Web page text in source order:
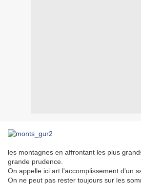
les montagnes en affrontant les plus
grande prudence.
On appelle ici art l'accomplissement d'un
On ne peut pas rester toujours sur les